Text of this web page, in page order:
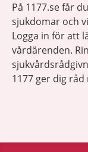
På 1177.se får
sjukdomar och
Logga in för att
vårdärenden.
1177 ger dig